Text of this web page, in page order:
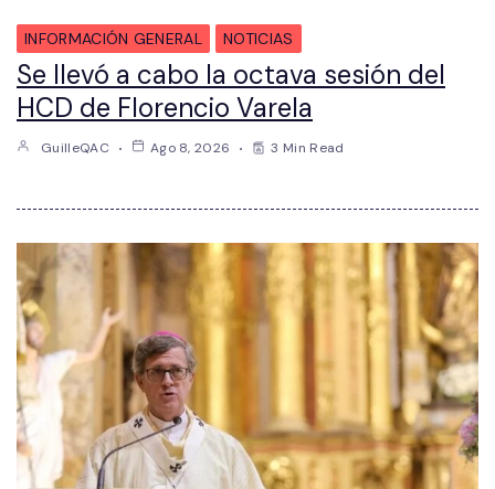
INFORMACIÓN GENERAL NOTICIAS
Se llevó a cabo la octava sesión del
HCD de Florencio Varela
GuilleQAC Ago 8, 2026 3 Min Read